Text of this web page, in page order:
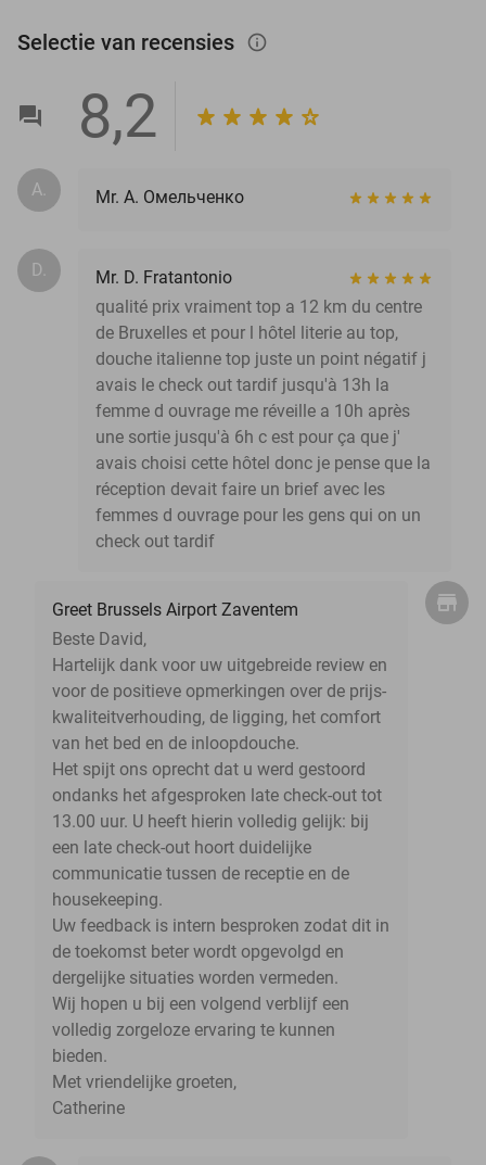
Selectie van recensies info_outlined
8,2
А. Mr. А. Омельченко
D.
Mr. D. Fratantonio
qualité prix vraiment top a 12 km du centre
de Bruxelles et pour l hôtel literie au top,
douche italienne top juste un point négatif j
avais le check out tardif jusqu'à 13h la
femme d ouvrage me réveille a 10h après
une sortie jusqu'à 6h c est pour ça que j'
avais choisi cette hôtel donc je pense que la
réception devait faire un brief avec les
femmes d ouvrage pour les gens qui on un
check out tardif
Greet Brussels Airport Zaventem
Beste David,
Hartelijk dank voor uw uitgebreide review en
voor de positieve opmerkingen over de prijs-
kwaliteitverhouding, de ligging, het comfort
van het bed en de inloopdouche.
Het spijt ons oprecht dat u werd gestoord
ondanks het afgesproken late check-out tot
13.00 uur. U heeft hierin volledig gelijk: bij
een late check-out hoort duidelijke
communicatie tussen de receptie en de
housekeeping.
Uw feedback is intern besproken zodat dit in
de toekomst beter wordt opgevolgd en
dergelijke situaties worden vermeden.
Wij hopen u bij een volgend verblijf een
volledig zorgeloze ervaring te kunnen
bieden.
Met vriendelijke groeten,
Catherine